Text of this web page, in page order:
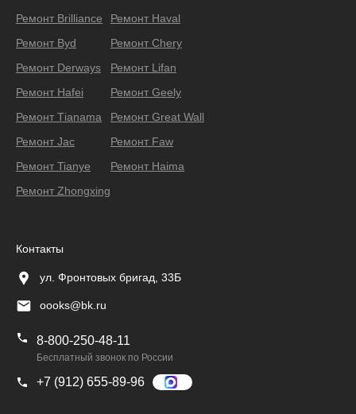
Ремонт Brilliance
Ремонт Byd
Ремонт Derways
Ремонт Hafei
Ремонт Тianama
Ремонт Jac
Ремонт Tianye
Ремонт Zhongxing
Ремонт Haval
Ремонт Chery
Ремонт Lifan
Ремонт Geely
Ремонт Great Wall
Ремонт Faw
Ремонт Haima
Контакты
ул. Фронтовых бригад, 33Б
oooks@bk.ru
8-800-250-48-11
Бесплатный звонок по России
+7 (912) 655-89-96